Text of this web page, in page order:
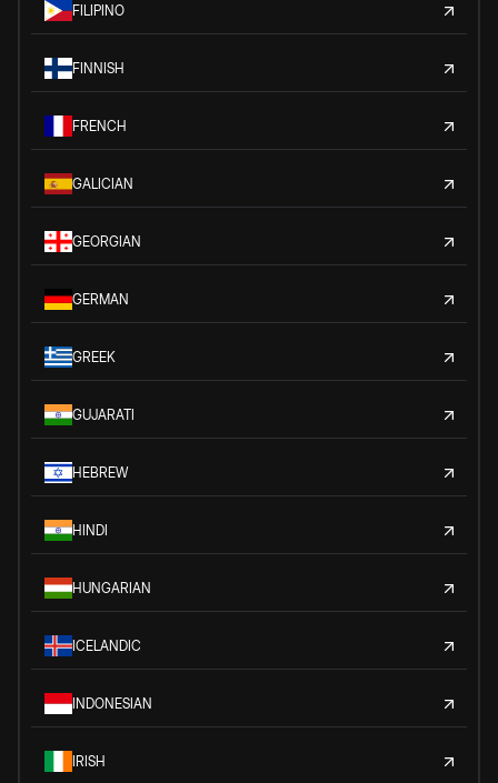
FILIPINO
FINNISH
FRENCH
GALICIAN
GEORGIAN
GERMAN
GREEK
GUJARATI
HEBREW
HINDI
HUNGARIAN
ICELANDIC
INDONESIAN
IRISH